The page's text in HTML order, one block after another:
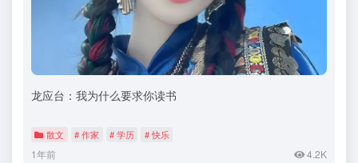
龙应台：我为什么要求你读书
散文 # 作家 # 学历 # 快乐
1年前 4.2K